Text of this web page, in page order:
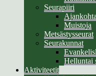
Seurapiiri
Muistoja
Metsästysseurat
Seurakunnat
Helluntai
Aktiviteetit